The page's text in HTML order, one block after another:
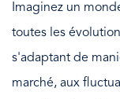
Imaginez un
toutes les
s'adaptant de
marché, aux